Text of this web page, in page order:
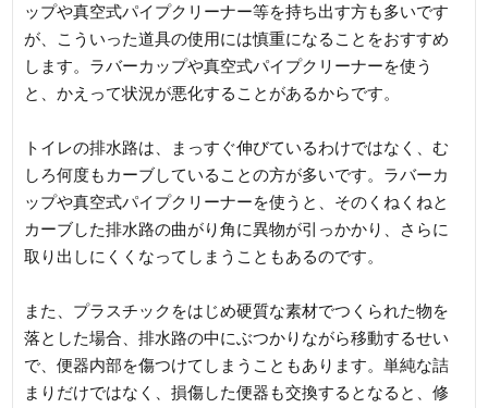
ップや真空式パイプクリーナー等を持ち出す方も多いです
が、こういった道具の使用には慎重になることをおすすめ
します。ラバーカップや真空式パイプクリーナーを使う
と、かえって状況が悪化することがあるからです。
トイレの排水路は、まっすぐ伸びているわけではなく、む
しろ何度もカーブしていることの方が多いです。ラバーカ
ップや真空式パイプクリーナーを使うと、そのくねくねと
カーブした排水路の曲がり角に異物が引っかかり、さらに
取り出しにくくなってしまうこともあるのです。
また、プラスチックをはじめ硬質な素材でつくられた物を
落とした場合、排水路の中にぶつかりながら移動するせい
で、便器内部を傷つけてしまうこともあります。単純な詰
まりだけではなく、損傷した便器も交換するとなると、修